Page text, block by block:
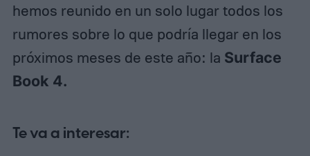
hemos reunido en un solo lugar todos los
rumores sobre lo que podría llegar en los
próximos meses de este año: la Surface
Book 4.
Te va a interesar: